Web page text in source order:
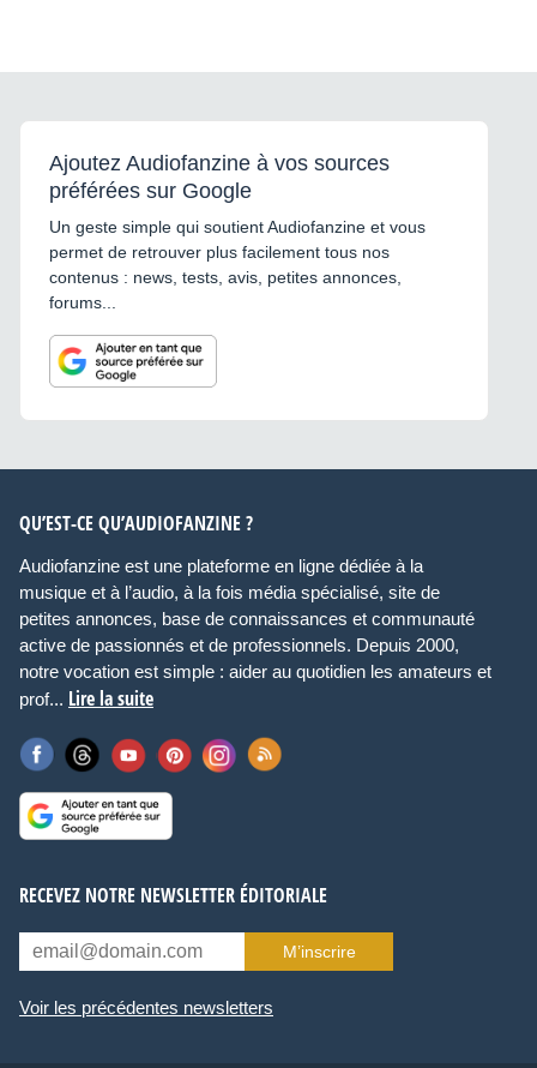
Ajoutez Audiofanzine à vos sources
préférées sur Google
Un geste simple qui soutient Audiofanzine et vous
permet de retrouver plus facilement tous nos
contenus : news, tests, avis, petites annonces,
forums...
QU’EST-CE QU’AUDIOFANZINE ?
Audiofanzine est une plateforme en ligne dédiée à la
musique et à l’audio, à la fois média spécialisé, site de
petites annonces, base de connaissances et communauté
active de passionnés et de professionnels. Depuis 2000,
notre vocation est simple : aider au quotidien les amateurs et
prof... Lire la suite
RECEVEZ NOTRE NEWSLETTER ÉDITORIALE
M’inscrire
Voir les précédentes newsletters